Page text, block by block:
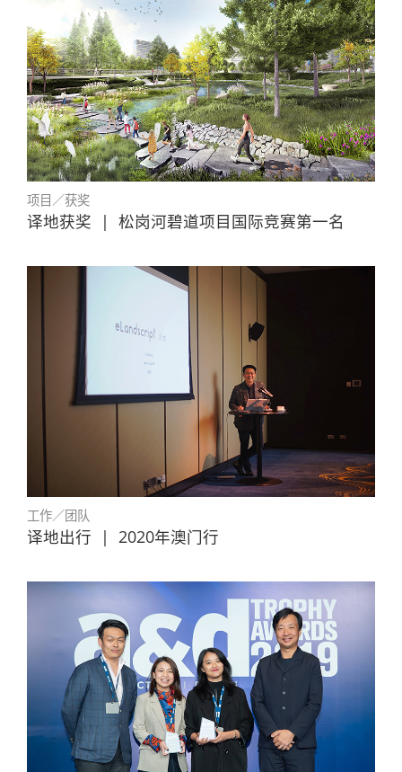
项目／获奖
译地获奖 | 松岗河碧道项目国际竞赛第一名
工作／团队
译地出行 | 2020年澳门行